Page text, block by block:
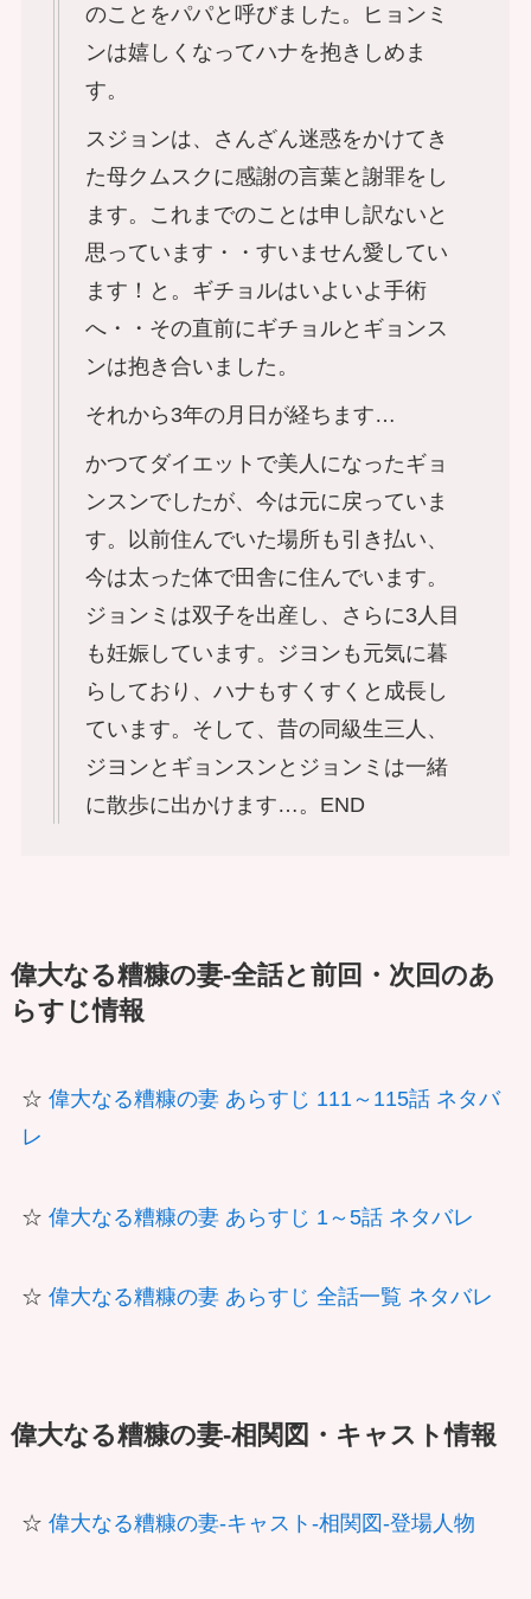
のことをパパと呼びました。ヒョンミ
ンは嬉しくなってハナを抱きしめま
す。
スジョンは、さんざん迷惑をかけてき
た母クムスクに感謝の言葉と謝罪をし
ます。これまでのことは申し訳ないと
思っています・・すいません愛してい
ます！と。ギチョルはいよいよ手術
へ・・その直前にギチョルとギョンス
ンは抱き合いました。
それから3年の月日が経ちます…
かつてダイエットで美人になったギョ
ンスンでしたが、今は元に戻っていま
す。以前住んでいた場所も引き払い、
今は太った体で田舎に住んでいます。
ジョンミは双子を出産し、さらに3人目
も妊娠しています。ジヨンも元気に暮
らしており、ハナもすくすくと成長し
ています。そして、昔の同級生三人、
ジヨンとギョンスンとジョンミは一緒
に散歩に出かけます…。END
偉大なる糟糠の妻-全話と前回・次回のあ
らすじ情報
☆ 偉大なる糟糠の妻 あらすじ 111～115話 ネタバ
レ
☆ 偉大なる糟糠の妻 あらすじ 1～5話 ネタバレ
☆ 偉大なる糟糠の妻 あらすじ 全話一覧 ネタバレ
偉大なる糟糠の妻-相関図・キャスト情報
☆ 偉大なる糟糠の妻-キャスト-相関図-登場人物